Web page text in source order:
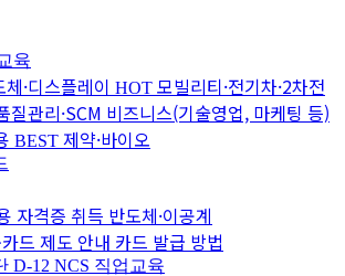
육
체·디스플레이 HOT 모빌리티·전기차·2차전
질관리·SCM 비즈니스(기술영업, 마케팅 등)
BEST 제약·바이오
자격증 취득 반도체·이공계
드 제도 안내 카드 발급 방법
D-12 NCS 직업교육